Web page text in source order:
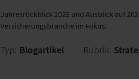
Jahresrückblick 2025 und Ausblick auf
Versicherungsbranche im Fokus.
Typ: Blogartikel Rubrik: